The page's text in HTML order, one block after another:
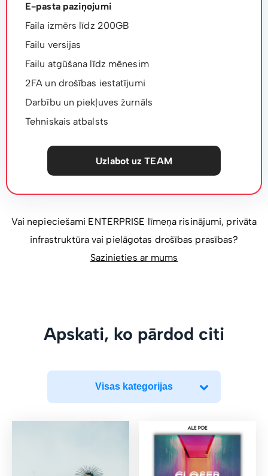
E-pasta paziņojumi
Faila izmērs līdz 200GB
Failu versijas
Failu atgūšana līdz mēnesim
2FA un drošības iestatījumi
Darbību un piekļuves žurnāls
Tehniskais atbalsts
Uzlabot uz TEAM
Vai nepieciešami ENTERPRISE līmeņa risinājumi, privāta
infrastruktūra vai pielāgotas drošības prasības?
Sazinieties ar mums
Apskati, ko pārdod citi
Visas kategorijas